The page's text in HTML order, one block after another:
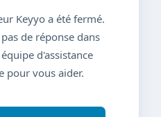
Keyyo a été fermé.
de réponse dans
d'assistance
pour vous aider.